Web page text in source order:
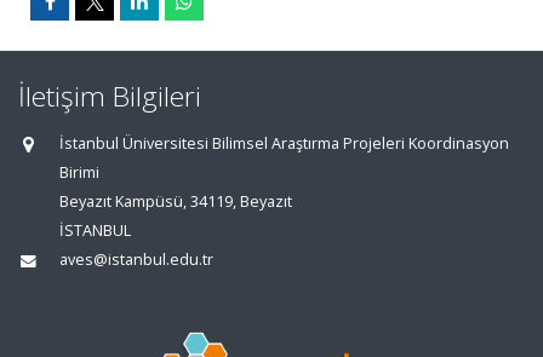
İletişim Bilgileri
İstanbul Üniversitesi Bilimsel Araştırma Projeleri Koordinasyon
Birimi
Beyazıt Kampüsü, 34119, Beyazıt
İSTANBUL
aves@istanbul.edu.tr